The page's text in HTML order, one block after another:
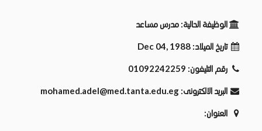
الوظيفة الحالية: مدرس مساعد
تاريخ الميلاد: Dec 04, 1988
رقم التليفون: 01092242259
البريد الالكترونى: mohamed.adel@med.tanta.edu.eg
العنوان: